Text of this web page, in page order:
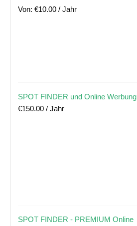
Von: €10.00 / Jahr
SPOT FINDER und Online Werbung
€150.00 / Jahr
SPOT FINDER - PREMIUM Online